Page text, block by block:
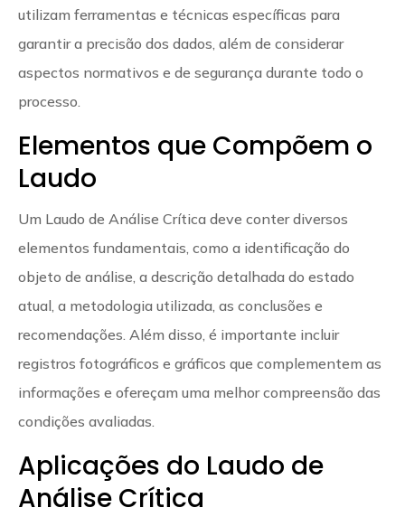
utilizam ferramentas e técnicas específicas para
garantir a precisão dos dados, além de considerar
aspectos normativos e de segurança durante todo o
processo.
Elementos que Compõem o
Laudo
Um Laudo de Análise Crítica deve conter diversos
elementos fundamentais, como a identificação do
objeto de análise, a descrição detalhada do estado
atual, a metodologia utilizada, as conclusões e
recomendações. Além disso, é importante incluir
registros fotográficos e gráficos que complementem as
informações e ofereçam uma melhor compreensão das
condições avaliadas.
Aplicações do Laudo de
Análise Crítica